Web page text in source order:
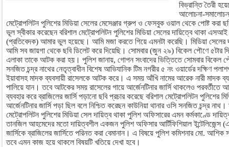
বিভ্রান্তি তৈরী
আলোচনা-
মেট্রোপলিটন পুলিশের মিডিয়া সেলের মেসেঞ্জার গ্রুপ ও ফেসবুক ওয়াল থেকে পোষ্ট করা
ভূল স্বীকার করেছেন বরিশাল মেট্রোপলিটন পুলিশের মিডিয়া সেলের দায়িত্বে থাকা
(প্রতিবেদক) আমার ভুল হয়েছে। আমি মজা করতে গিয়ে এমনটা করেছি। মিডিয়া সেলের
আমি সব জায়গা থেকে ছবি ডিলেট করে দিয়েছি। সোমবার (জুন ২৯) বিকেল পৌণে ৫টার
এলাকা তাকে আটক করা হয়। পুলিশ জানায়, গোপন সংবাদের ভিত্তিতে সোমবার বিকেল
সনজিত চন্দ্র নাথের নেতৃত্বাধীন বিশেষ আভিযানিক টিম নগরীর ৫ নং ওয়ার্ডের দক্ষিণ
ইয়াবাসহ মাদক ব্যবসায়ী রাসেলকে আটক করে। এ সময় আঁখি নামের আরেক নারী মাদক
পালিয়ে যান। তবে আটকের সময় রাসেলের গায়ে আর্জেনটিনার জার্সি থাকলেও পরবর্তীতে
ব্যবহার করে ব্রাজিলের জার্সি পড়ানো ছবি প্রচার করেছে বরিশাল মেট্রোপলিটন পুলিশের
আর্জেনটিনার জার্সি পড়া ছিল বলে নিশ্চিত করেছন কাউ‌নিয়া থানার ওসি সনজিত চন্দ্র
মেট্রোপলিটন পুলিশের মিডিয়া সেল দায়িত্ব থাকা পুলিশ অফিসারের এমন কর্মকাণ্ডে
তানজিল আহমেদের মতো দায়িত্বশীল একজন পুলিশ অফিসার আর্টিফিশিয়াল ইন্টেলিজেন্স
জার্সিকে ব্রাজিলের জার্সিতে পরিনত করা বেমানান। এ বিষয়ে পুলিশ কমিশনার মো.
তবে এমন কাজ হয়ে থাকলে বিষয়টি খতিয়ে দেখা হবে।